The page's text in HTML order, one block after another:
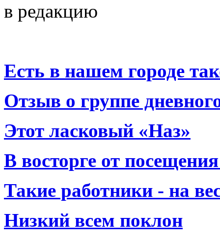
в редакцию
Есть в нашем городе
Отзыв о группе
Этот ласковый «Наз»
В восторге от
Такие работники - на
Низкий всем поклон